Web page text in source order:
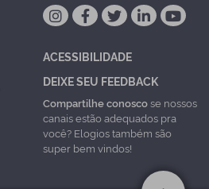
ACESSIBILIDADE
DEIXE SEU FEEDBACK
Compartilhe conoscose nossos
canais estão adequados pra
você? Elogios também são
super bem vindos!